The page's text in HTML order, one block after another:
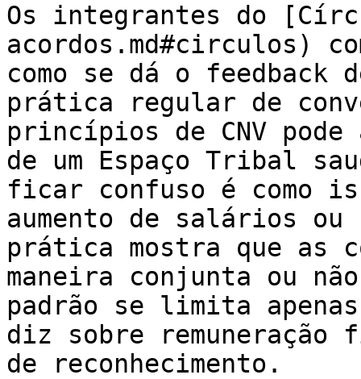
Os integrantes do
acordos.md#circulos)
como se dá o feedback
prática regular de
princípios de CNV pode
de um Espaço Tribal
ficar confuso é como
aumento de salários ou
prática mostra que as
maneira conjunta ou
padrão se limita
diz sobre
de reconhecimento.